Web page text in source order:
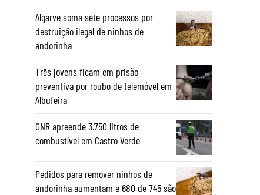
Algarve soma sete processos por
destruição ilegal de ninhos de
andorinha
Três jovens ficam em prisão
preventiva por roubo de telemóvel em
Albufeira
GNR apreende 3.750 litros de
combustível em Castro Verde
Pedidos para remover ninhos de
andorinha aumentam e 680 de 745 são